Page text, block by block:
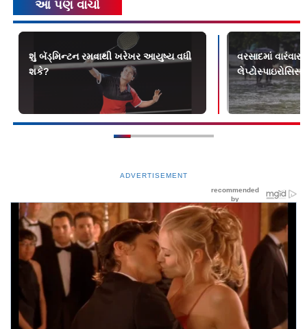
આ પણ વાંચો
શું બૅડ્‌મિન્ટન રમવાથી ખરેખર આયુષ્ય વધી
શકે?
વરસાદમાં
ADVERTISEMENT